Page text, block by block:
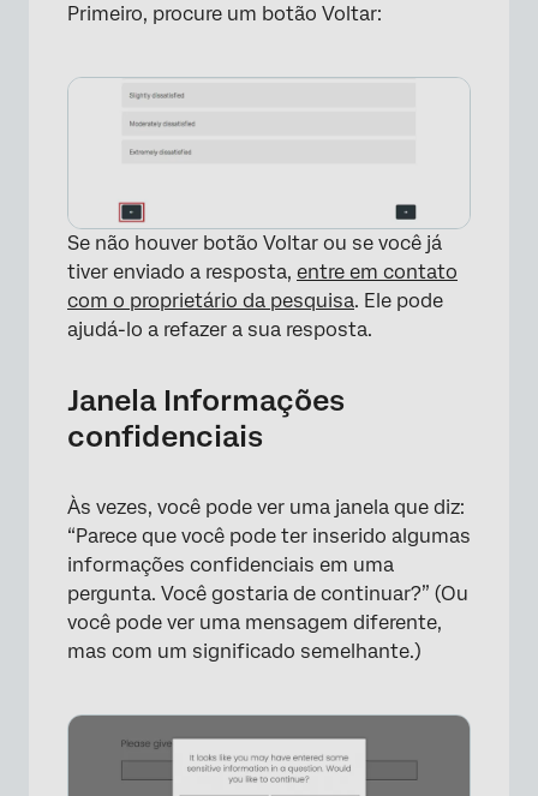
Primeiro, procure um botão Voltar:
Se não houver botão Voltar ou se você já
tiver enviado a resposta, entre em contato
com o proprietário da pesquisa. Ele pode
ajudá-lo a refazer a sua resposta.
Janela Informações
confidenciais
Às vezes, você pode ver uma janela que diz:
“Parece que você pode ter inserido algumas
informações confidenciais em uma
pergunta. Você gostaria de continuar?” (Ou
você pode ver uma mensagem diferente,
mas com um significado semelhante.)